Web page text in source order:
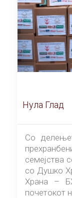
Нула Глад
Со
семејства
со Душко
Храна –
почетокот